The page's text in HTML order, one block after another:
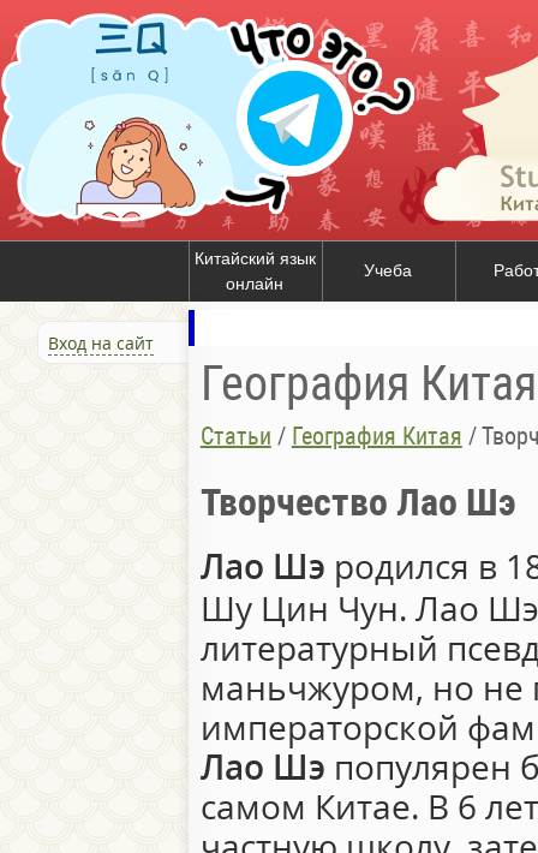
Китайский язык
онлайн
Учеба
Вход на сайт
География Китая
Статьи / География Китая /
Творчество Лао Шэ
Лао Шэ родился в
Шу Цин Чун. Лао
литературный
маньчжуром, но не
императорской
Лао Шэ популярен
самом Китае. В 6